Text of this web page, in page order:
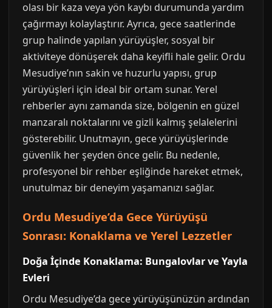
olası bir kaza veya yön kaybı durumunda yardım
çağırmayı kolaylaştırır. Ayrıca, gece saatlerinde
grup halinde yapılan yürüyüşler, sosyal bir
aktiviteye dönüşerek daha keyifli hale gelir. Ordu
Mesudiye’nın sakin ve huzurlu yapısı, grup
yürüyüşleri için ideal bir ortam sunar. Yerel
rehberler aynı zamanda size, bölgenin en güzel
manzaralı noktalarını ve gizli kalmış şelalelerini
gösterebilir. Unutmayın, gece yürüyüşlerinde
güvenlik her şeyden önce gelir. Bu nedenle,
profesyonel bir rehber eşliğinde hareket etmek,
unutulmaz bir deneyim yaşamanızı sağlar.
Ordu Mesudiye’da Gece Yürüyüşü
Sonrası: Konaklama ve Yerel Lezzetler
Doğa İçinde Konaklama: Bungalovlar ve Yayla
Evleri
Ordu Mesudiye’da gece yürüyüşünüzün ardından